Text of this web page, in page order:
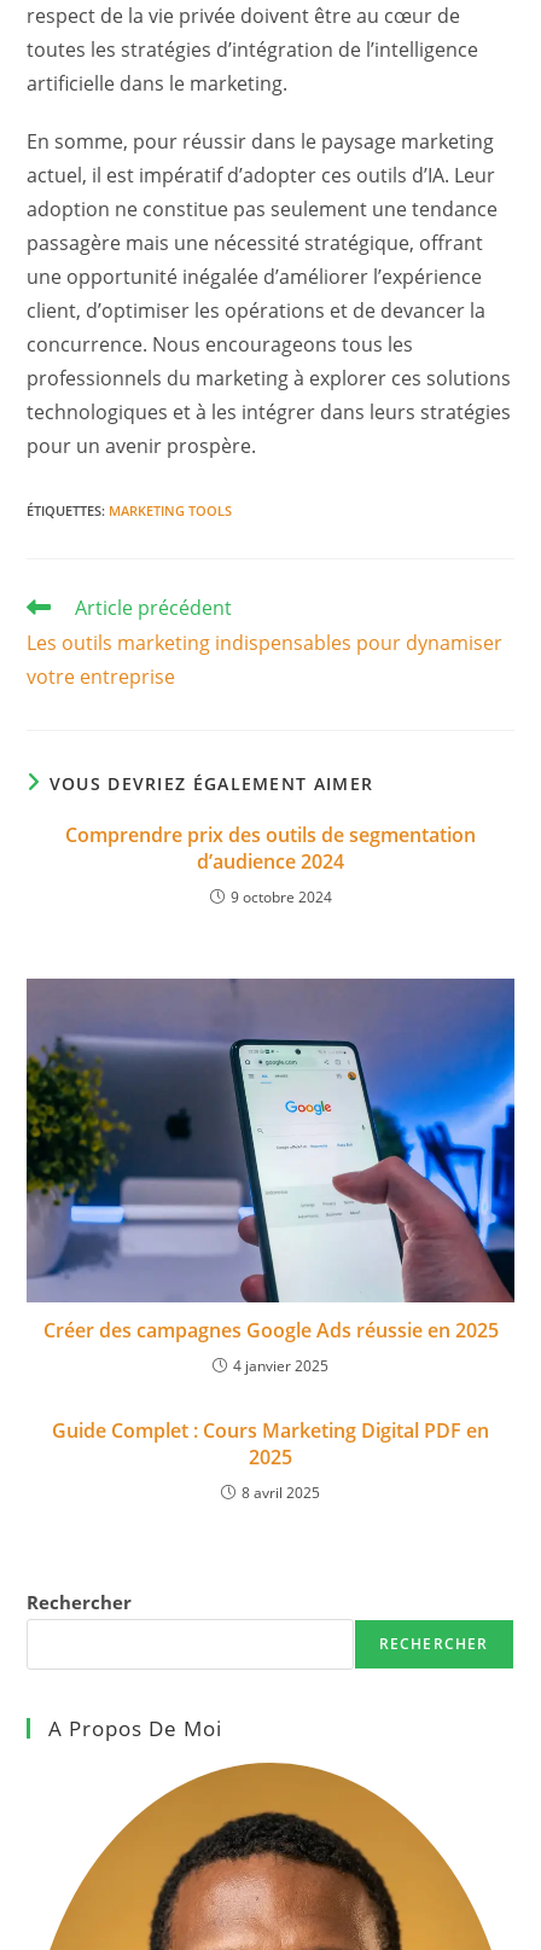
respect de la vie privée doivent être au cœur de
toutes les stratégies d’intégration de l’intelligence
artificielle dans le marketing.
En somme, pour réussir dans le paysage marketing
actuel, il est impératif d’adopter ces outils d’IA. Leur
adoption ne constitue pas seulement une tendance
passagère mais une nécessité stratégique, offrant
une opportunité inégalée d’améliorer l’expérience
client, d’optimiser les opérations et de devancer la
concurrence. Nous encourageons tous les
professionnels du marketing à explorer ces solutions
technologiques et à les intégrer dans leurs stratégies
pour un avenir prospère.
ÉTIQUETTES: MARKETING TOOLS
Read
articles
Article précédent
Les outils marketing indispensables pour dynamiser
votre entreprise
VOUS DEVRIEZ ÉGALEMENT AIMER
Comprendre prix des outils de segmentation
d’audience 2024
9 octobre 2024
Créer des campagnes Google Ads réussie en 2025
4 janvier 2025
Guide Complet : Cours Marketing Digital PDF en
2025
8 avril 2025
Rechercher
RECHERCHER
A Propos De Moi